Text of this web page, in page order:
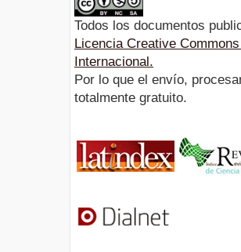
Todos los documentos
Licencia Creative
Internacional.
Por lo que el envío,
totalmente gratuito.